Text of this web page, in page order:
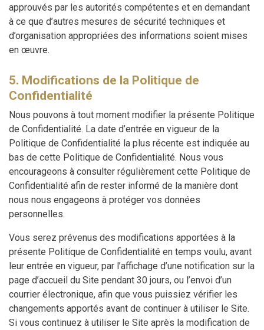
approuvés par les autorités compétentes et en demandant
à ce que d’autres mesures de sécurité techniques et
d’organisation appropriées des informations soient mises
en œuvre.
5. Modifications de la Politique de
Confidentialité
Nous pouvons à tout moment modifier la présente Politique
de Confidentialité. La date d’entrée en vigueur de la
Politique de Confidentialité la plus récente est indiquée au
bas de cette Politique de Confidentialité. Nous vous
encourageons à consulter régulièrement cette Politique de
Confidentialité afin de rester informé de la manière dont
nous nous engageons à protéger vos données
personnelles.
Vous serez prévenus des modifications apportées à la
présente Politique de Confidentialité en temps voulu, avant
leur entrée en vigueur, par l’affichage d’une notification sur la
page d’accueil du Site pendant 30 jours, ou l’envoi d’un
courrier électronique, afin que vous puissiez vérifier les
changements apportés avant de continuer à utiliser le Site.
Si vous continuez à utiliser le Site après la modification de